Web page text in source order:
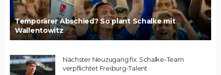
Temporärer Abschied? So plant Schalke mit
Wallentowitz
Nächster Neuzugang fix: Schalke-Team
verpflichtet Freiburg-Talent